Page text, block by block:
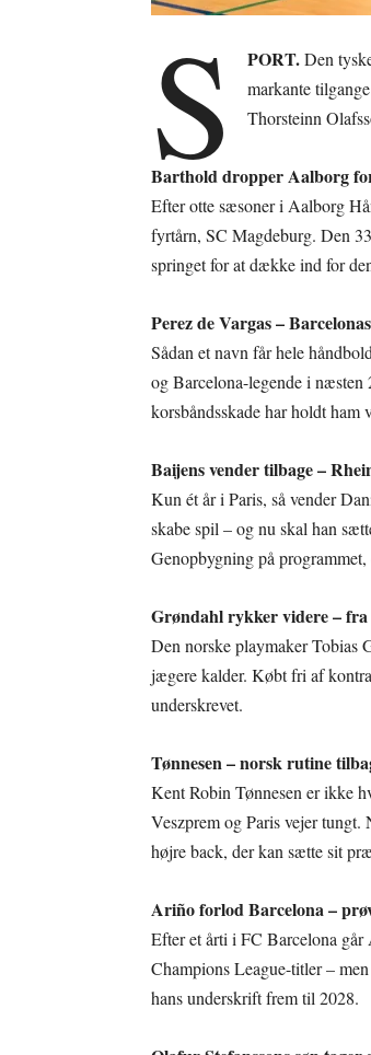
S PORT.Den
markante
Thorsteinn
Barthold dropper Aalborg
Efter otte sæsoner i Aalborg
fyrtårn, SC Magdeburg. Den
springet for at dække ind for
Perez de Vargas –
Sådan et navn får hele
og Barcelona-legende i
korsbåndsskade har holdt
Baijens vender tilbage –
Kun ét år i Paris, så vender
skabe spil – og nu skal han
Genopbygning på
Grøndahl rykker videre –
Den norske playmaker Tobias
jægere kalder. Købt fri af
underskrevet.
Tønnesen – norsk rutine
Kent Robin Tønnesen er ikke
Veszprem og Paris vejer
højre back, der kan sætte sit
Ariño forlod Barcelona –
Efter et årti i FC Barcelona
Champions League-titler –
hans underskrift frem til 2028.